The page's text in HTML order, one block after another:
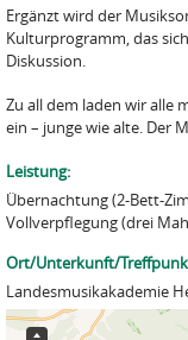
Ergänzt wird der
Kulturprogramm, das
Diskussion.
Zu all dem laden wir alle
ein – junge wie alte. Der
Leistung:
Übernachtung (2-Bett-
Vollverpflegung (drei
Ort/Unterkunft/
Landesmusikakademie